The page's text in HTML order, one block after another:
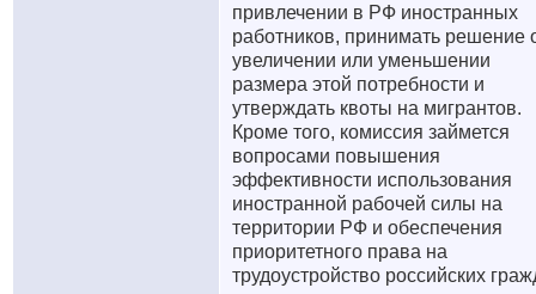
привлечении в РФ иностранных
работников, принимать решение
увеличении или уменьшении
размера этой потребности и
утверждать квоты на мигрантов.
Кроме того, комиссия займется
вопросами повышения
эффективности использования
иностранной рабочей силы на
территории РФ и обеспечения
приоритетного права на
трудоустройство российских